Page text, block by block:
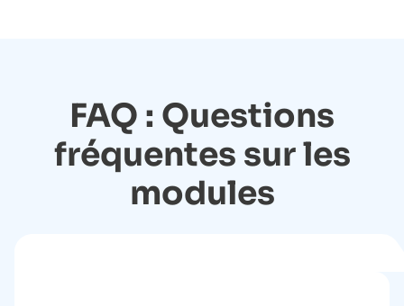
FAQ : Questions
fréquentes sur les
modules